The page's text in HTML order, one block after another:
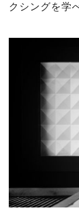
クシングを学